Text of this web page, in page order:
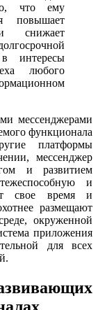
что ему
повышает
и снижает
интересы
любого
мессенджерами
функционала
платформы
мессенджер
и развитием
и
свое время и
размещают
окруженной
приложения
для всех